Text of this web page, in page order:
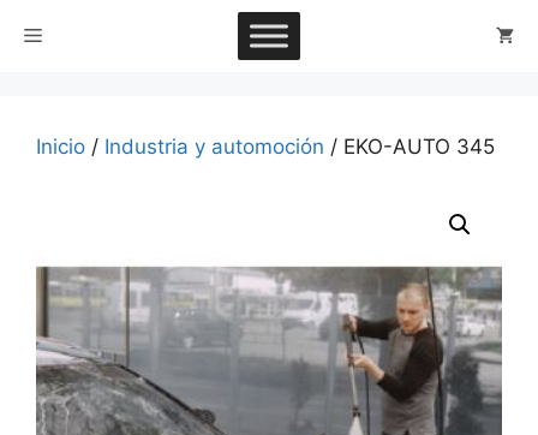
Menú
Inicio / Industria y automoción / EKO-AUTO 345